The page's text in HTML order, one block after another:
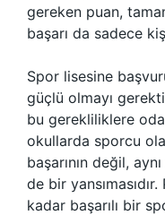
gereken puan,
başarı da sadece
Spor lisesine
güçlü olmayı
bu gerekliliklere
okullarda sporcu
başarının değil,
de bir
kadar başarılı bir